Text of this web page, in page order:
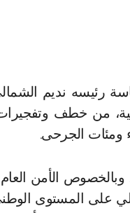
من خطف
ومئات الجرحى.
وبالخصوص الأمن
على المستوى